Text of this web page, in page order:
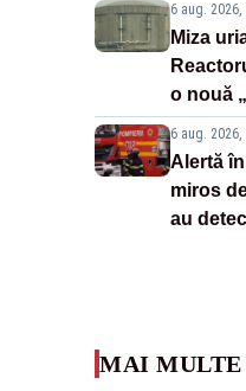
6 aug. 2026,
Miza
o nouă
6 aug. 2026,
Alertă
miros
au
MAI